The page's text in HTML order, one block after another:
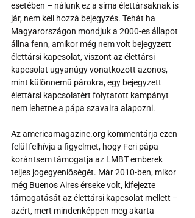
esetében – nálunk ez a sima élettársaknak is
jár, nem kell hozzá bejegyzés. Tehát ha
Magyarországon mondjuk a 2000-es állapot
állna fenn, amikor még nem volt bejegyzett
élettársi kapcsolat, viszont az élettársi
kapcsolat ugyanúgy vonatkozott azonos,
mint különnemű párokra, egy bejegyzett
élettársi kapcsolatért folytatott kampányt
nem lehetne a pápa szavaira alapozni.
Az americamagazine.org kommentárja ezen
felül felhívja a figyelmet, hogy Feri pápa
korántsem támogatja az LMBT emberek
teljes jogegyenlőségét. Már 2010-ben, mikor
még Buenos Aires érseke volt, kifejezte
támogatását az élettársi kapcsolat mellett –
azért, mert mindenképpen meg akarta